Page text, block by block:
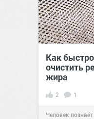
Как
очистить
жира
2 1
Человек